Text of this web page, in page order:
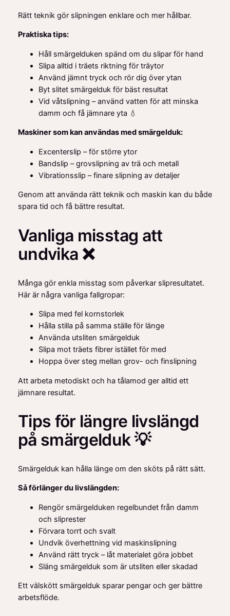
Rätt teknik gör slipningen enklare och mer hållbar.
Praktiska tips:
Håll smärgelduken spänd om du slipar för hand
Slipa alltid i träets riktning för träytor
Använd jämnt tryck och rör dig över ytan
Byt slitet smärgelduk för bäst resultat
Vid våtslipning – använd vatten för att minska
damm och få jämnare yta 💧
Maskiner som kan användas med smärgelduk:
Excenterslip – för större ytor
Bandslip – grovslipning av trä och metall
Vibrationsslip – finare slipning av detaljer
Genom att använda rätt teknik och maskin kan du både
spara tid och få bättre resultat.
Vanliga misstag att
undvika ❌
Många gör enkla misstag som påverkar slipresultatet.
Här är några vanliga fallgropar:
Slipa med fel kornstorlek
Hålla stilla på samma ställe för länge
Använda utsliten smärgelduk
Slipa mot träets fibrer istället för med
Hoppa över steg mellan grov- och finslipning
Att arbeta metodiskt och ha tålamod ger alltid ett
jämnare resultat.
Tips för längre livslängd
på smärgelduk 💡
Smärgelduk kan hålla länge om den sköts på rätt sätt.
Så förlänger du livslängden:
Rengör smärgelduken regelbundet från damm
och sliprester
Förvara torrt och svalt
Undvik överhettning vid maskinslipning
Använd rätt tryck – låt materialet göra jobbet
Släng smärgelduk som är utsliten eller skadad
Ett välskött smärgelduk sparar pengar och ger bättre
arbetsflöde.